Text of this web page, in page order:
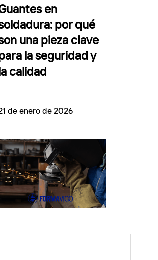
en
por qué
una pieza clave
la seguridad y
la calidad
de enero de 2026